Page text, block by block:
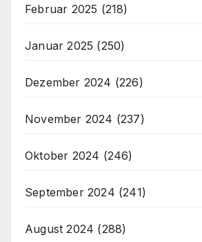
Februar 2025 (218)
Januar 2025 (250)
Dezember 2024 (226)
November 2024 (237)
Oktober 2024 (246)
September 2024 (241)
August 2024 (288)